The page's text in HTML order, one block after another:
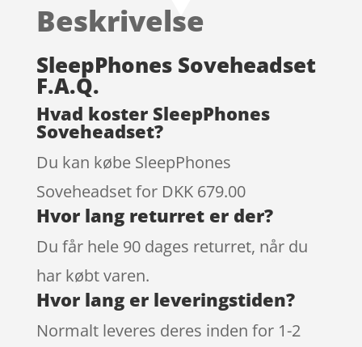
Beskrivelse
SleepPhones Soveheadset
F.A.Q.
Hvad koster SleepPhones
Soveheadset?
Du kan købe SleepPhones
Soveheadset for DKK 679.00
Hvor lang returret er der?
Du får hele 90 dages returret, når du
har købt varen.
Hvor lang er leveringstiden?
Normalt leveres deres inden for 1-2